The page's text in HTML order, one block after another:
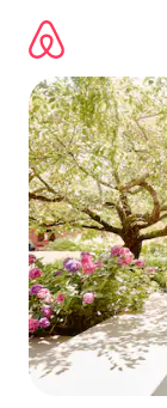
Inhalten
springen